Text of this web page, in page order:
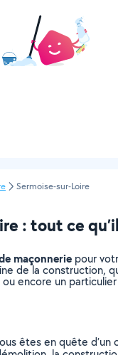
Sermoise-sur-Loire
: tout ce
maçonnerie pour
de la construction,
encore un
êtes en quête